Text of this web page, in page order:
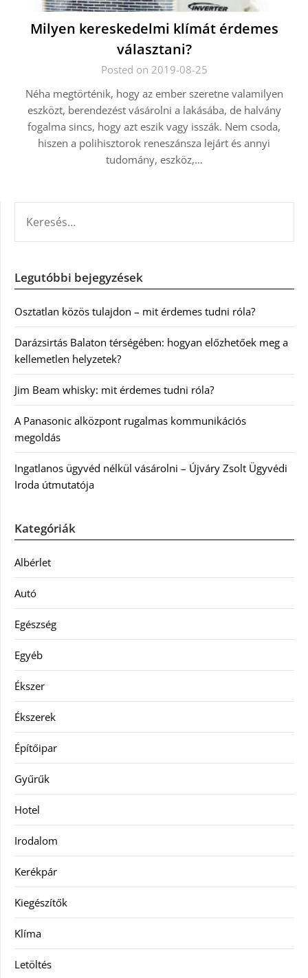
Milyen kereskedelmi klímát érdemes
választani?
Posted on 2019-08-25
Néha megtörténik, hogy az ember szeretne valamilyen
eszközt, berendezést vásárolni a lakásába, de halvány
fogalma sincs, hogy azt eszik vagy isszák. Nem csoda,
hiszen a polihisztorok reneszánsza lejárt és annyi
tudomány, eszköz,…
Legutóbbi bejegyzések
Osztatlan közös tulajdon – mit érdemes tudni róla?
Darázsirtás Balaton térségében: hogyan előzhetőek meg a
kellemetlen helyzetek?
Jim Beam whisky: mit érdemes tudni róla?
A Panasonic alközpont rugalmas kommunikációs
megoldás
Ingatlanos ügyvéd nélkül vásárolni – Újváry Zsolt Ügyvédi
Iroda útmutatója
Kategóriák
Albérlet
Autó
Egészség
Egyéb
Ékszer
Ékszerek
Építőipar
Gyűrűk
Hotel
Irodalom
Kerékpár
Kiegészítők
Klíma
Letöltés